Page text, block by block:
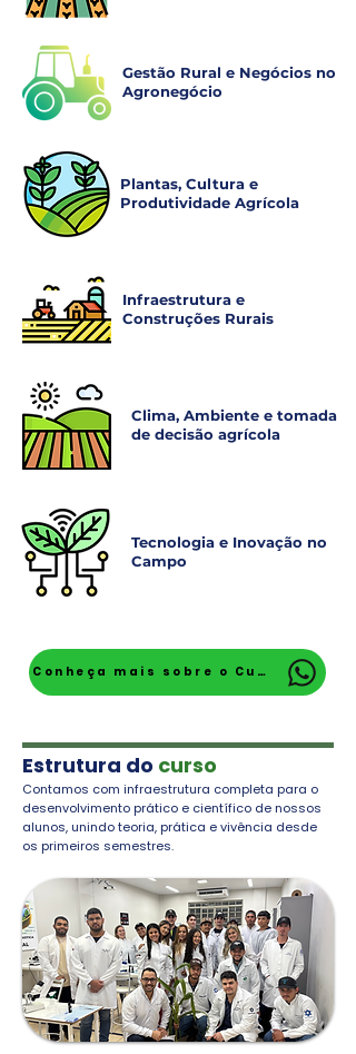
Gestão Rural e Negócios no
Agronegócio
Plantas, Cultura e
Produtividade Agrícola
Infraestrutura e
Construções Rurais
Clima, Ambiente e tomada
de decisão agrícola
Tecnologia e Inovação no
Campo
Conheça mais sobre o Curso
Estrutura do curso
Contamos com infraestrutura completa para o
desenvolvimento prático e científico de nossos
alunos, unindo teoria, prática e vivência desde
os primeiros semestres.